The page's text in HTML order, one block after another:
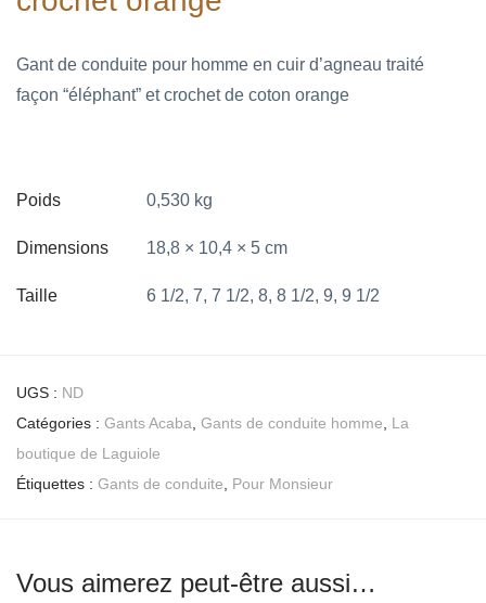
Gant de conduite pour homme en cuir d’agneau traité
façon “éléphant” et crochet de coton orange
Poids 0,530 kg
Dimensions 18,8 × 10,4 × 5 cm
Taille 6 1/2, 7, 7 1/2, 8, 8 1/2, 9, 9 1/2
UGS : ND
Catégories : Gants Acaba Gants de conduite homme
La
boutique de Laguiole
Étiquettes : Gants de conduite Pour Monsieur
Vous aimerez peut-être aussi…